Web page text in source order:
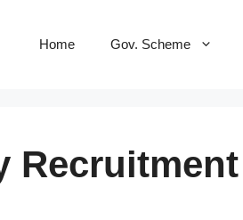
Home Gov. Scheme